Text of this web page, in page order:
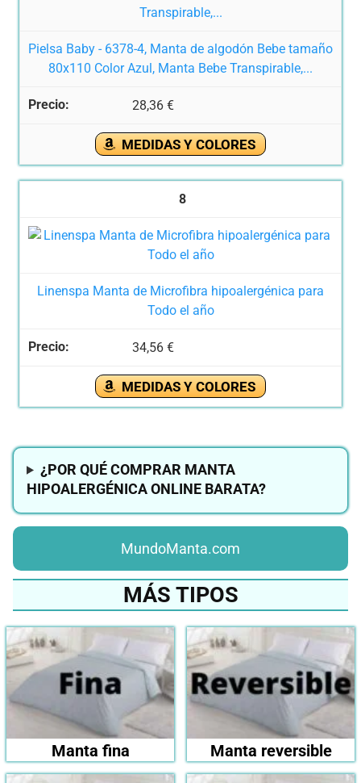
Pielsa Baby - 6378-4, Manta de algodón Bebe tamaño
80x110 Color Azul, Manta Bebe Transpirable,...
28,36 €
MEDIDAS Y COLORES
8
Linenspa Manta de Microfibra hipoalergénica para
Todo el año
34,56 €
MEDIDAS Y COLORES
¿POR QUÉ COMPRAR MANTA
HIPOALERGÉNICA ONLINE BARATA?
MundoManta.com
MÁS TIPOS
Manta fina Manta reversible